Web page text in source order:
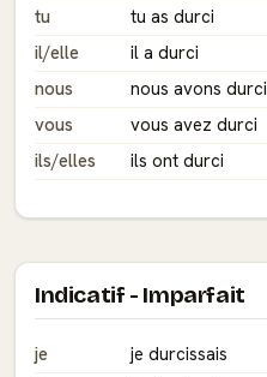
tu
tu as durci
il/elle
il a durci
nous
nous avons durci
vous
vous avez durci
ils/elles
ils ont durci
Indicatif - Imparfait
je
je durcissais